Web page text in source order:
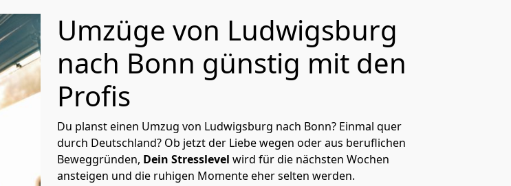
Umzüge von Ludwigsburg
nach Bonn günstig mit den
Profis
Du planst einen Umzug von Ludwigsburg nach Bonn? Einmal quer
durch Deutschland? Ob jetzt der Liebe wegen oder aus beruflichen
Beweggründen, Dein Stresslevel wird für die nächsten Wochen
ansteigen und die ruhigen Momente eher selten werden.